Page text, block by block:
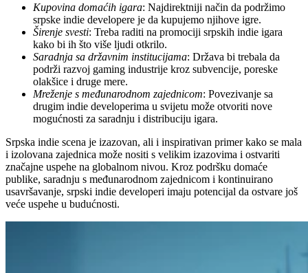
Kupovina domaćih igara: Najdirektniji način da podržimo
srpske indie developere je da kupujemo njihove igre.
Širenje svesti: Treba raditi na promociji srpskih indie igara
kako bi ih što više ljudi otkrilo.
Saradnja sa državnim institucijama: Država bi trebala da
podrži razvoj gaming industrije kroz subvencije, poreske
olakšice i druge mere.
Mreženje s međunarodnom zajednicom: Povezivanje sa
drugim indie developerima u svijetu može otvoriti nove
mogućnosti za saradnju i distribuciju igara.
Srpska indie scena je izazovan, ali i inspirativan primer kako se mala
i izolovana zajednica može nositi s velikim izazovima i ostvariti
značajne uspehe na globalnom nivou. Kroz podršku domaće
publike, saradnju s međunarodnom zajednicom i kontinuirano
usavršavanje, srpski indie developeri imaju potencijal da ostvare još
veće uspehe u budućnosti.